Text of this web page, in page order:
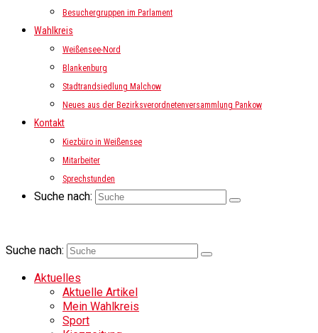
Besuchergruppen im Parlament
Wahlkreis
Weißensee-Nord
Blankenburg
Stadtrandsiedlung Malchow
Neues aus der Bezirksverordnetenversammlung Pankow
Kontakt
Kiezbüro in Weißensee
Mitarbeiter
Sprechstunden
Suche nach:
Suche nach:
Aktuelles
Aktuelle Artikel
Mein Wahlkreis
Sport